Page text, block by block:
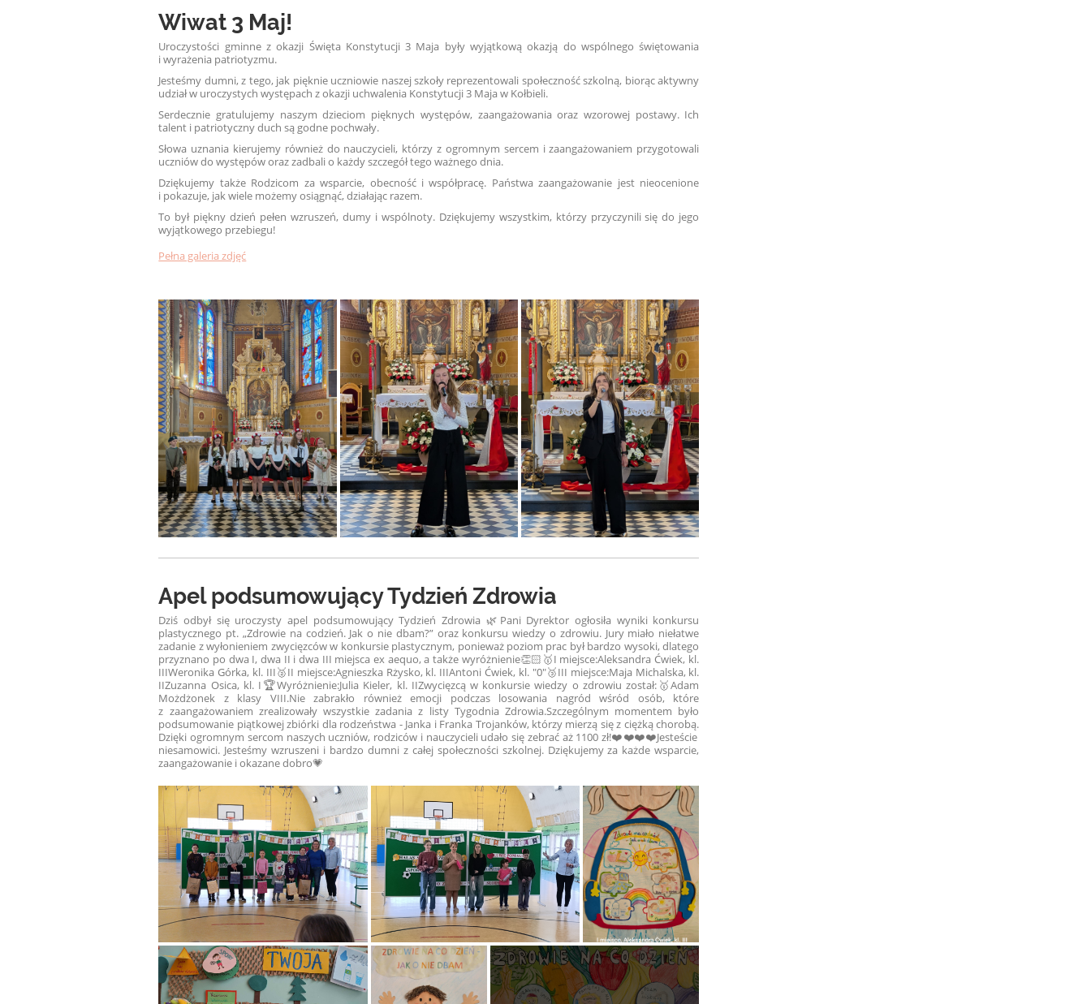
Wiwat 3 Maj!
Uroczystości gminne z okazji Święta Konstytucji 3 Maja były wyjątkową okazją do wspólnego świętowania
i wyrażenia patriotyzmu.
Jesteśmy dumni, z tego, jak pięknie uczniowie naszej szkoły reprezentowali społeczność szkolną, biorąc aktywny
udział w uroczystych występach z okazji uchwalenia Konstytucji 3 Maja w Kołbieli.
Serdecznie gratulujemy naszym dzieciom pięknych występów, zaangażowania oraz wzorowej postawy. Ich
talent i patriotyczny duch są godne pochwały.
Słowa uznania kierujemy również do nauczycieli, którzy z ogromnym sercem i zaangażowaniem przygotowali
uczniów do występów oraz zadbali o każdy szczegół tego ważnego dnia.
Dziękujemy także Rodzicom za wsparcie, obecność i współpracę. Państwa zaangażowanie jest nieocenione
i pokazuje, jak wiele możemy osiągnąć, działając razem.
To był piękny dzień pełen wzruszeń, dumy i wspólnoty. Dziękujemy wszystkim, którzy przyczynili się do jego
wyjątkowego przebiegu!
Pełna galeria zdjęć
Apel podsumowujący Tydzień Zdrowia
Dziś odbył się uroczysty apel podsumowujący Tydzień Zdrowia 🌿 Pani Dyrektor ogłosiła wyniki konkursu
plastycznego pt. „Zdrowie na codzień. Jak o nie dbam?” oraz konkursu wiedzy o zdrowiu. Jury miało niełatwe
zadanie z wyłonieniem zwycięzców w konkursie plastycznym, ponieważ poziom prac był bardzo wysoki, dlatego
przyznano po dwa I, dwa II i dwa III miejsca ex aequo, a także wyróżnienie👏🏻 🥇I miejsce:Aleksandra Ćwiek, kl.
IIIWeronika Górka, kl. III🥈II miejsce:Agnieszka Rżysko, kl. IIIAntoni Ćwiek, kl. "0"🥉III miejsce:Maja Michalska, kl.
IIZuzanna Osica, kl. I 🏆Wyróżnienie:Julia Kieler, kl. IIZwycięzcą w konkursie wiedzy o zdrowiu został:🥇Adam
Możdżonek z klasy VIII.Nie zabrakło również emocji podczas losowania nagród wśród osób, które
z zaangażowaniem zrealizowały wszystkie zadania z listy Tygodnia Zdrowia.Szczególnym momentem było
podsumowanie piątkowej zbiórki dla rodzeństwa - Janka i Franka Trojanków, którzy mierzą się z ciężką chorobą.
Dzięki ogromnym sercom naszych uczniów, rodziców i nauczycieli udało się zebrać aż 1100 zł!❤️❤️❤️❤️Jesteście
niesamowici. Jesteśmy wzruszeni i bardzo dumni z całej społeczności szkolnej. Dziękujemy za każde wsparcie,
zaangażowanie i okazane dobro💗